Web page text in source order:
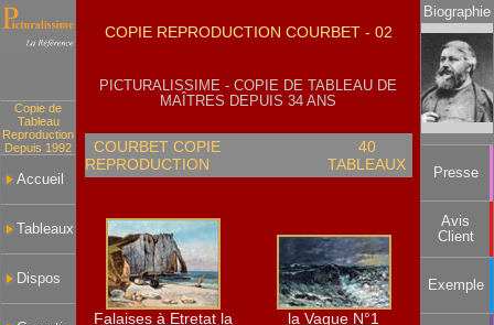
Copie de
Tableau
Reproduction
Depuis 1992
Accueil
Tableaux
Dispos
COPIE REPRODUCTION COURBET - 02
PICTURALISSIME - COPIE DE TABLEAU DE
MAÎTRES DEPUIS 34 ANS
COURBET COPIE
REPRODUCTION
40
TABLEAUX
Falaises à Etretat la
la Vague N°1
Biographie
Presse
Avis
Client
Exemple